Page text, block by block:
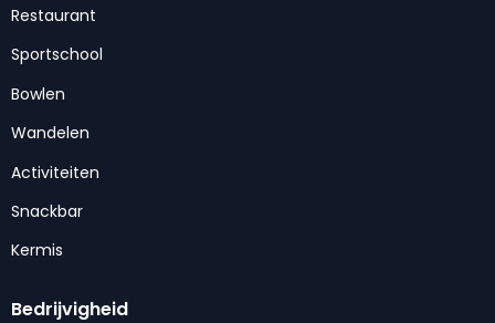
Restaurant
Sportschool
Bowlen
Wandelen
Activiteiten
Snackbar
Kermis
Bedrijvigheid